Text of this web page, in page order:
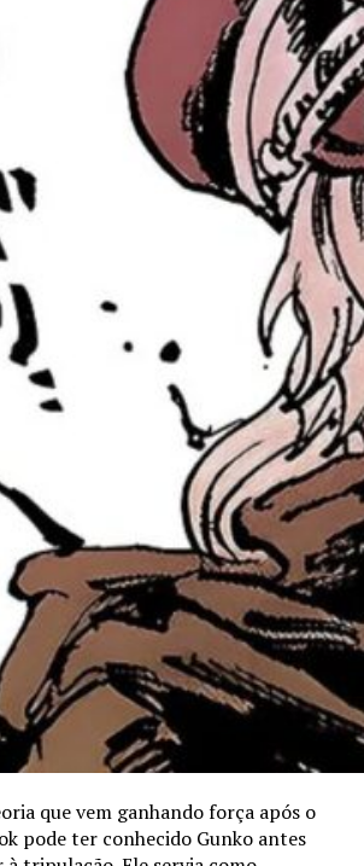
que vem ganhando força após o
pode ter conhecido Gunko antes